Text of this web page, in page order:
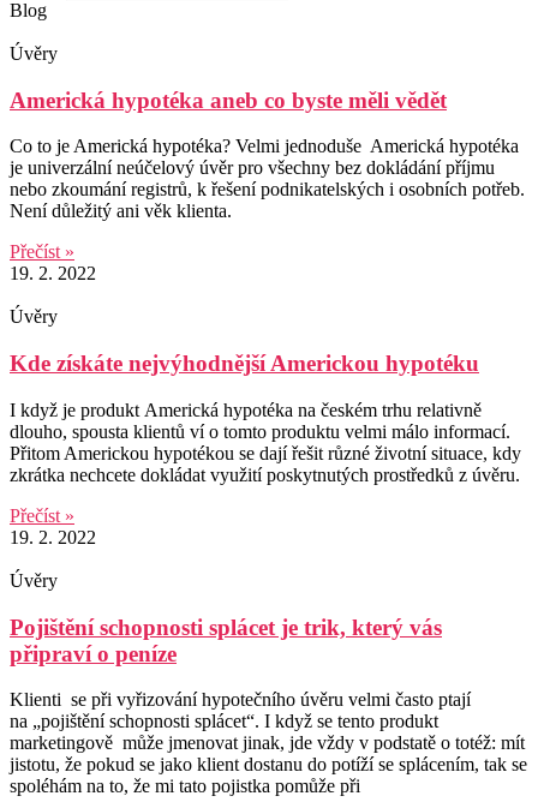
Blog
Úvěry
Americká hypotéka aneb co byste měli vědět
Co to je Americká hypotéka? Velmi jednoduše Americká hypotéka
je univerzální neúčelový úvěr pro všechny bez dokládání příjmu
nebo zkoumání registrů, k řešení podnikatelských i osobních potřeb.
Není důležitý ani věk klienta.
Přečíst »
19. 2. 2022
Úvěry
Kde získáte nejvýhodnější Americkou hypotéku
I když je produkt Americká hypotéka na českém trhu relativně
dlouho, spousta klientů ví o tomto produktu velmi málo informací.
Přitom Americkou hypotékou se dají řešit různé životní situace, kdy
zkrátka nechcete dokládat využití poskytnutých prostředků z úvěru.
Přečíst »
19. 2. 2022
Úvěry
Pojištění schopnosti splácet je trik, který vás
připraví o peníze
Klienti se při vyřizování hypotečního úvěru velmi často ptají
na „pojištění schopnosti splácet“. I když se tento produkt
marketingově může jmenovat jinak, jde vždy v podstatě o totéž: mít
jistotu, že pokud se jako klient dostanu do potíží se splácením, tak se
spoléhám na to, že mi tato pojistka pomůže při